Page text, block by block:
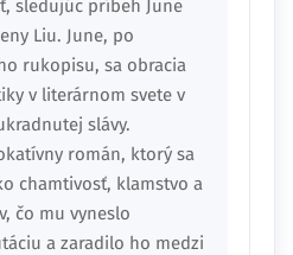
sledujúc príbeh June
Liu. June, po
rukopisu, sa obracia
v literárnom svete v
slávy.
román, ktorý sa
chamtivosť, klamstvo a
čo mu vyneslo
a zaradilo ho medzi